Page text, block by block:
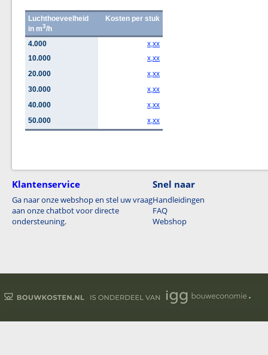
Luchthoeveelheid
in m3/h
Kosten per stuk
4.000
x,xx
10.000
x,xx
20.000
x,xx
30.000
x,xx
40.000
x,xx
50.000
x,xx
Klantenservice
Ga naar onze webshop en stel uw vraag
aan onze chatbot voor directe
ondersteuning.
Snel naar
Handleidingen
FAQ
Webshop